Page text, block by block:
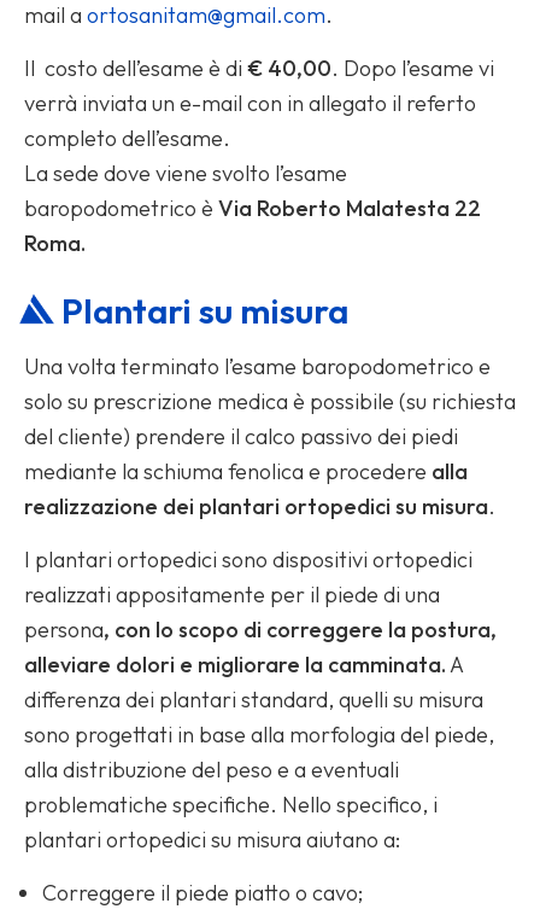
mail a ortosanitam@gmail.com.
Il costo dell’esame è di € 40,00. Dopo l’esame vi
verrà inviata un e-mail con in allegato il referto
completo dell’esame.
La sede dove viene svolto l’esame
baropodometrico è Via Roberto Malatesta 22
Roma.
Plantari su misura
Una volta terminato l’esame baropodometrico e
solo su prescrizione medica è possibile (su richiesta
del cliente) prendere il calco passivo dei piedi
mediante la schiuma fenolica e procedere alla
realizzazione dei plantari ortopedici su misura.
I plantari ortopedici sono dispositivi ortopedici
realizzati appositamente per il piede di una
persona, con lo scopo di correggere la postura,
alleviare dolori e migliorare la camminata.A
differenza dei plantari standard, quelli su misura
sono progettati in base alla morfologia del piede,
alla distribuzione del peso e a eventuali
problematiche specifiche. Nello specifico, i
plantari ortopedici su misura aiutano a:
Correggere il piede piatto o cavo;